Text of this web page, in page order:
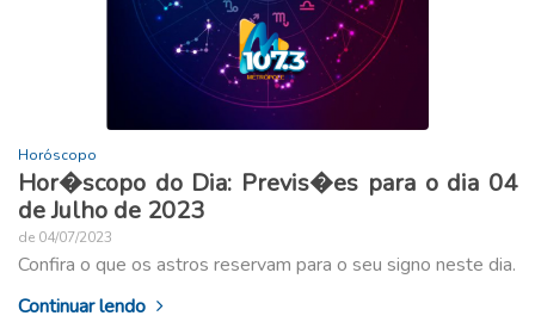
Horóscopo
Hor�scopo do Dia: Previs�es para o dia 04
de Julho de 2023
de 04/07/2023
Confira o que os astros reservam para o seu signo neste dia.
Continuar lendo